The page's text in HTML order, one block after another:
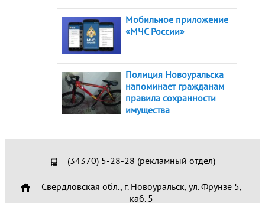
Мобильное приложение
«МЧС России»
Полиция Новоуральска
напоминает гражданам
правила сохранности
имущества
(34370) 5-28-28 (рекламный отдел)
Свердловская обл., г. Новоуральск, ул. Фрунзе 5,
каб. 5